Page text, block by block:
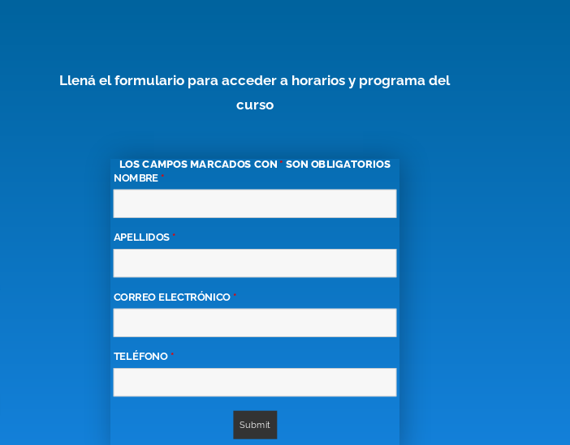
Llená el formulario para acceder a horarios y programa del
curso
LOS CAMPOS MARCADOS CON* SON OBLIGATORIOS
NOMBRE *
APELLIDOS *
CORREO ELECTRÓNICO *
TELÉFONO *